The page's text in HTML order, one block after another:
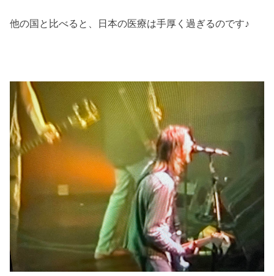
他の国と比べると、日本の医療は手厚く過ぎるのです♪